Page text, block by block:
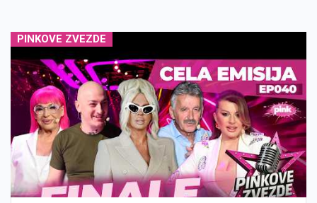
PINKOVE ZVEZDE